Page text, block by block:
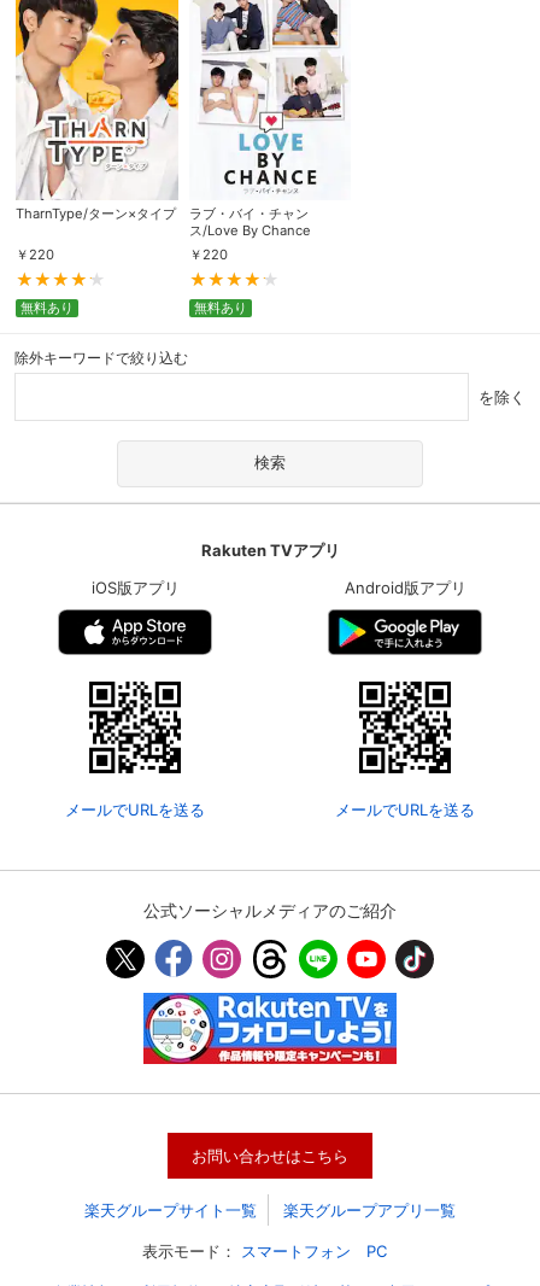
会員設定 会員情報 閉じる
基本情報、本人連絡先、パスワード 、クレ
ジットカード情報の変更が可能です。
TharnType/ターン×タイプ
￥ 220
無料あり
ラブ・バイ・チャン
ス/Love By Chance
￥ 220
無料あり
除外キーワードで絞り込む
を除く
Rakuten TVアプリ
iOS版アプリ
メールでURLを送る
Android版アプリ
メールでURLを送る
公式ソーシャルメディアのご紹介
お問い合わせはこちら
楽天グループサイト一覧 楽天グループアプリ一覧
表示モード： スマートフォン PC